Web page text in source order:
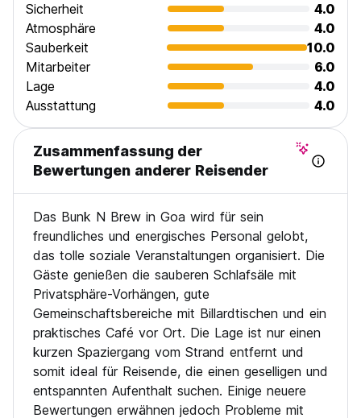
Sicherheit
4.0
Atmosphäre
4.0
Sauberkeit
10.0
Mitarbeiter
6.0
Lage
4.0
Ausstattung
4.0
Zusammenfassung der
Bewertungen anderer Reisender
Das Bunk N Brew in Goa wird für sein
freundliches und energisches Personal gelobt,
das tolle soziale Veranstaltungen organisiert. Die
Gäste genießen die sauberen Schlafsäle mit
Privatsphäre-Vorhängen, gute
Gemeinschaftsbereiche mit Billardtischen und ein
praktisches Café vor Ort. Die Lage ist nur einen
kurzen Spaziergang vom Strand entfernt und
somit ideal für Reisende, die einen geselligen und
entspannten Aufenthalt suchen. Einige neuere
Bewertungen erwähnen jedoch Probleme mit